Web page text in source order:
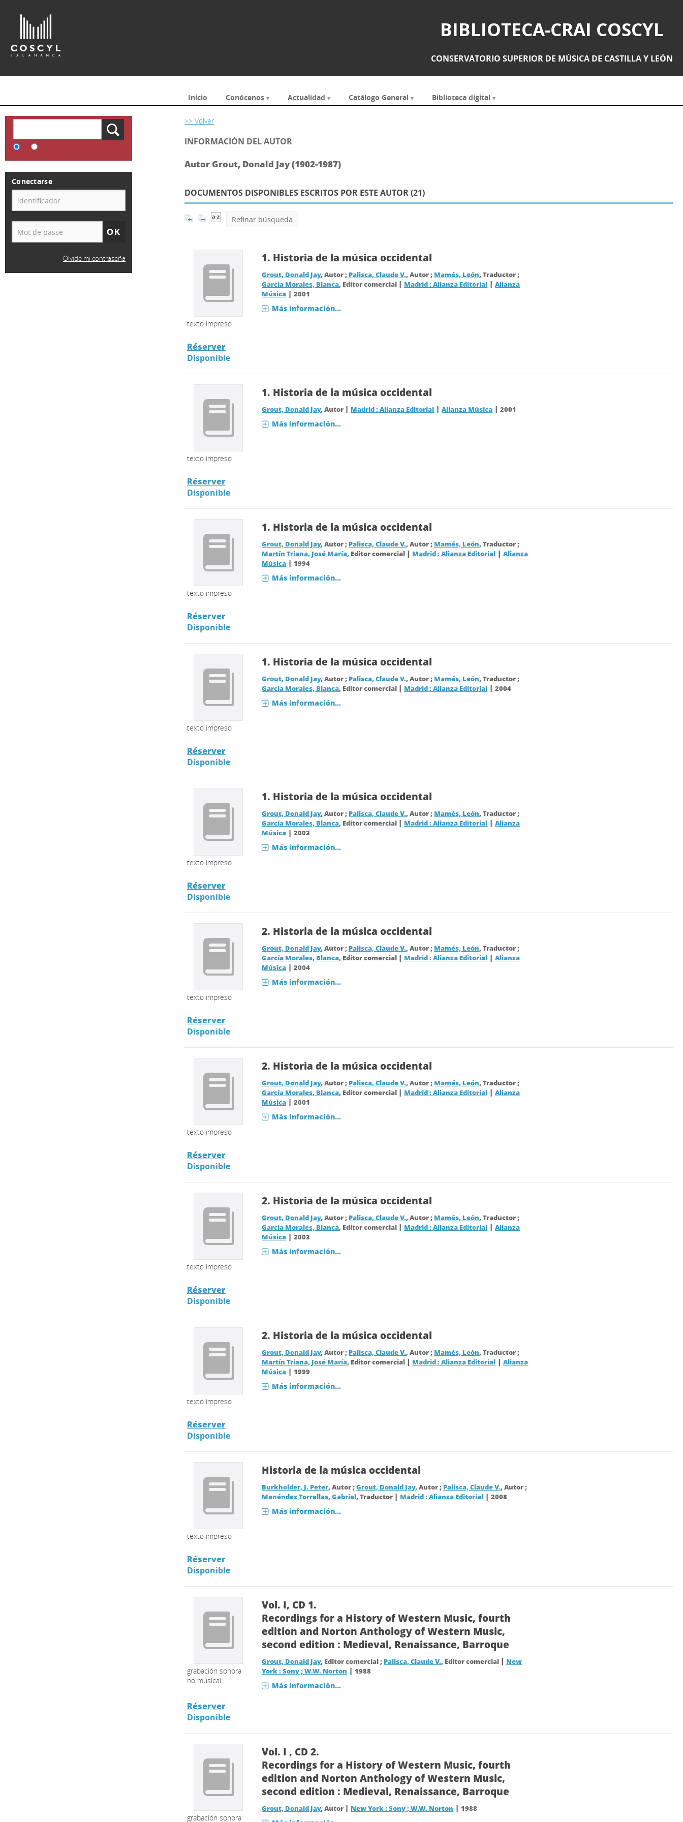
BIBLIOTECA-CRAI COSCYL
CONSERVATORIO SUPERIOR DE MÚSICA DE CASTILLA Y LEÓN
Inicio Conócenos Actualidad Catálogo General Biblioteca digital
>> Volver
INFORMACIÓN DEL AUTOR
Autor Grout, Donald Jay (1902-1987)
DOCUMENTOS DISPONIBLES ESCRITOS POR ESTE AUTOR (21)
Refinar búsqueda
texto impreso
1. Historia de la música occidental
Grout, Donald Jay, Autor ; Palisca, Claude V., Autor ; Mamés, León, Traductor ;
García Morales, Blanca, Editor comercial | Madrid : Alianza Editorial |Alianza
Música |2001
Más información...
Réserver
Disponible
texto impreso
1. Historia de la música occidental
Grout, Donald Jay, Autor | Madrid : Alianza Editorial |Alianza Música |2001
Más información...
Réserver
Disponible
texto impreso
1. Historia de la música occidental
Grout, Donald Jay, Autor ; Palisca, Claude V., Autor ; Mamés, León, Traductor ;
Martín Triana, José María, Editor comercial | Madrid : Alianza Editorial |Alianza
Música |1994
Más información...
Réserver
Disponible
texto impreso
1. Historia de la música occidental
Grout, Donald Jay, Autor ; Palisca, Claude V., Autor ; Mamés, León, Traductor ;
García Morales, Blanca, Editor comercial | Madrid : Alianza Editorial |2004
Más información...
Réserver
Disponible
texto impreso
1. Historia de la música occidental
Grout, Donald Jay, Autor ; Palisca, Claude V., Autor ; Mamés, León, Traductor ;
García Morales, Blanca, Editor comercial | Madrid : Alianza Editorial |Alianza
Música |2003
Más información...
Réserver
Disponible
texto impreso
2. Historia de la música occidental
Grout, Donald Jay, Autor ; Palisca, Claude V., Autor ; Mamés, León, Traductor ;
García Morales, Blanca, Editor comercial | Madrid : Alianza Editorial |Alianza
Música |2004
Más información...
Réserver
Disponible
texto impreso
2. Historia de la música occidental
Grout, Donald Jay, Autor ; Palisca, Claude V., Autor ; Mamés, León, Traductor ;
García Morales, Blanca, Editor comercial | Madrid : Alianza Editorial |Alianza
Música |2001
Más información...
Réserver
Disponible
texto impreso
2. Historia de la música occidental
Grout, Donald Jay, Autor ; Palisca, Claude V., Autor ; Mamés, León, Traductor ;
García Morales, Blanca, Editor comercial | Madrid : Alianza Editorial |Alianza
Música |2003
Más información...
Réserver
Disponible
texto impreso
2. Historia de la música occidental
Grout, Donald Jay, Autor ; Palisca, Claude V., Autor ; Mamés, León, Traductor ;
Martín Triana, José María, Editor comercial | Madrid : Alianza Editorial |Alianza
Música |1999
Más información...
Réserver
Disponible
texto impreso
Historia de la música occidental
Burkholder, J. Peter, Autor ;Grout, Donald Jay, Autor ; Palisca, Claude V., Autor ;
Menéndez Torrellas, Gabriel, Traductor | Madrid : Alianza Editorial |2008
Más información...
Réserver
Disponible
grabación sonora
no musical
Vol. I, CD 1.
Recordings for a History of Western Music, fourth
edition and Norton Anthology of Western Music,
second edition : Medieval, Renaissance, Barroque
Grout, Donald Jay, Editor comercial ; Palisca, Claude V., Editor comercial | New
York : Sony ; W.W. Norton |1988
Más información...
Réserver
Disponible
grabación sonora
Vol. I , CD 2.
Recordings for a History of Western Music, fourth
edition and Norton Anthology of Western Music,
second edition : Medieval, Renaissance, Barroque
Grout, Donald Jay, Autor | New York : Sony ; W.W. Norton |1988
Conectarse
Olvidé mi contraseña